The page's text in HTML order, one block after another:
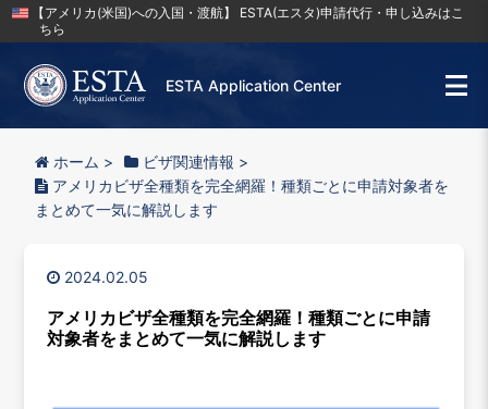
【アメリカ(米国)への入国・渡航】 ESTA(エスタ)申請代行・申し込みはこ
ちら
ESTA Application Center
ホーム > ビザ関連情報 >
アメリカビザ全種類を完全網羅！種類ごとに申請対象者を
まとめて一気に解説します
2024.02.05
アメリカビザ全種類を完全網羅！種類ごとに申請
対象者をまとめて一気に解説します